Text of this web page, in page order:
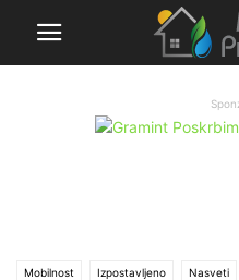
Mobilnost Izpostavljeno Nasveti